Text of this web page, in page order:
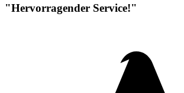
"Hervorragender Service!"